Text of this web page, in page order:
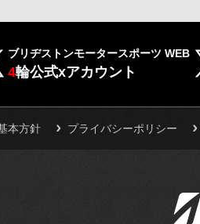
ブリヂストンモータースポーツ WEB
4輪公式xアカウント
本方針 プライバシーポリシー